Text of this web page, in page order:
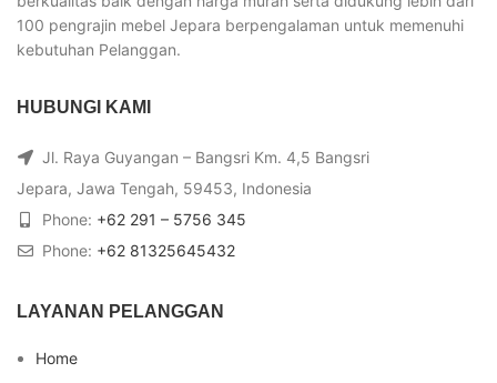
100 pengrajin mebel Jepara berpengalaman untuk memenuhi
kebutuhan Pelanggan.
HUBUNGI KAMI
Jl. Raya Guyangan – Bangsri Km. 4,5 Bangsri
Jepara, Jawa Tengah, 59453, Indonesia
Phone: +62 291 – 5756 345
Phone: +62 81325645432
LAYANAN PELANGGAN
Home